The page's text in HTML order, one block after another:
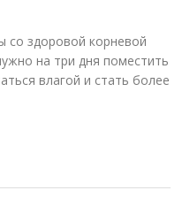
со здоровой корневой
на три дня поместить
влагой и стать более